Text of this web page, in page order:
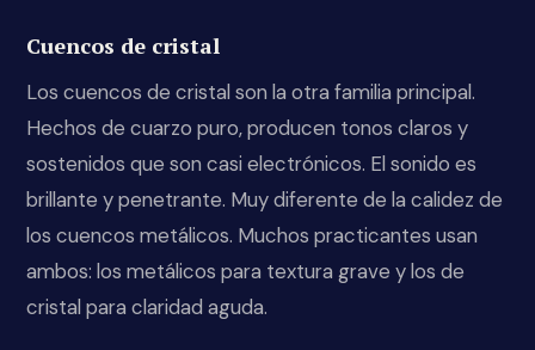
Cuencos de cristal
Los cuencos de cristal son la otra familia principal.
Hechos de cuarzo puro, producen tonos claros y
sostenidos que son casi electrónicos. El sonido es
brillante y penetrante. Muy diferente de la calidez de
los cuencos metálicos. Muchos practicantes usan
ambos: los metálicos para textura grave y los de
cristal para claridad aguda.